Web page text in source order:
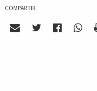
COMPARTIR